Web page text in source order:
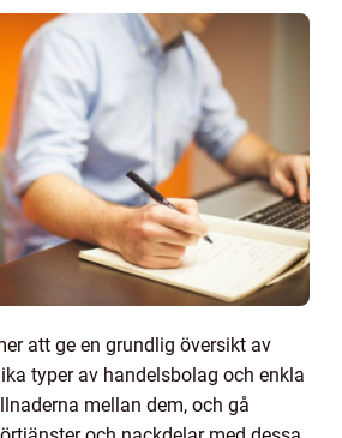
att ge en grundlig översikt av
typer av handelsbolag och enkla
mellan dem, och gå